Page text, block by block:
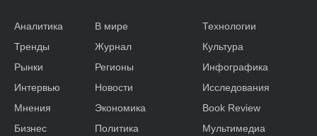
Аналитика
Тренды
Рынки
Интервью
Мнения
Бизнес
В мире
Журнал
Регионы
Новости
Экономика
Политика
Технологии
Культура
Инфографика
Исследования
Book Review
Мультимедиа